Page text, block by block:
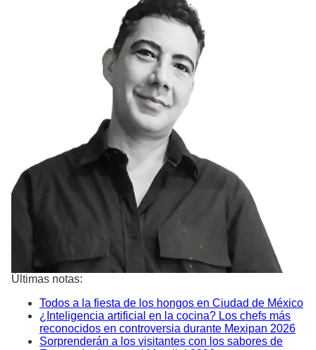
Últimas notas:
Todos a la fiesta de los hongos en Ciudad de México
¿Inteligencia artificial en la cocina? Los chefs más
reconocidos en controversia durante Mexipan 2026
Sorprenderán a los visitantes con los sabores de